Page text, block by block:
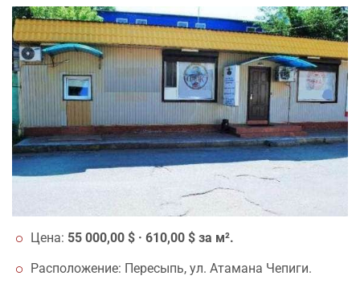
Цена: 55 000,00 $ · 610,00 $ за м².
Расположение: Пересыпь, ул. Атамана Чепиги.